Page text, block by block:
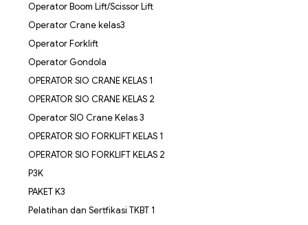
Operator Boom Lift/Scissor Lift
Operator Crane kelas3
Operator Forklift
Operator Gondola
OPERATOR SIO CRANE KELAS 1
OPERATOR SIO CRANE KELAS 2
Operator SIO Crane Kelas 3
OPERATOR SIO FORKLIFT KELAS 1
OPERATOR SIO FORKLIFT KELAS 2
P3K
PAKET K3
Pelatihan dan Sertfikasi TKBT 1